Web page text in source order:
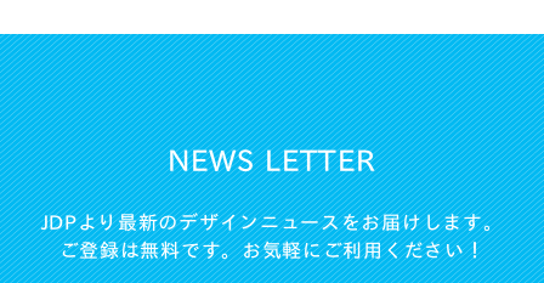
NEWS LETTER
JDPより最新のデザインニュースをお届けします。
ご登録は無料です。お気軽にご利用ください！